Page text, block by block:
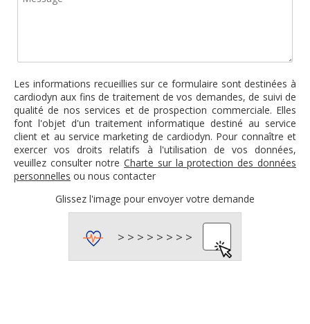
Les informations recueillies sur ce formulaire sont destinées à
cardiodyn aux fins de traitement de vos demandes, de suivi de
qualité de nos services et de prospection commerciale. Elles
font l'objet d'un traitement informatique destiné au service
client et au service marketing de cardiodyn. Pour connaître et
exercer vos droits relatifs à l'utilisation de vos données,
veuillez consulter notre Charte sur la protection des données
personnelles ou nous contacter
Glissez l'image pour envoyer votre demande